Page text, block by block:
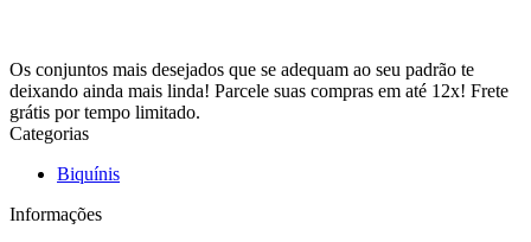
Os conjuntos mais desejados que se adequam ao seu padrão te
deixando ainda mais linda! Parcele suas compras em até 12x! Frete
grátis por tempo limitado.
Categorias
Biquínis
Informações